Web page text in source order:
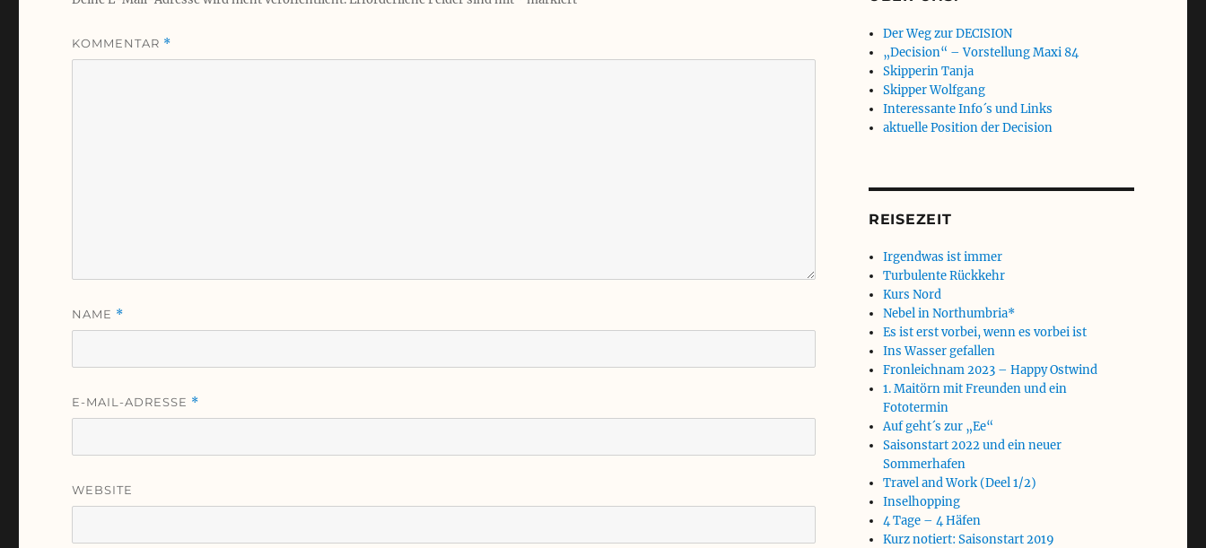
KOMMENTAR *
NAME *
E-MAIL-ADRESSE *
WEBSITE
Der Weg zur DECISION
„Decision“ – Vorstellung Maxi 84
Skipperin Tanja
Skipper Wolfgang
Interessante Info´s und Links
aktuelle Position der Decision
REISEZEIT
Irgendwas ist immer
Turbulente Rückkehr
Kurs Nord
Nebel in Northumbria*
Es ist erst vorbei, wenn es vorbei ist
Ins Wasser gefallen
Fronleichnam 2023 – Happy Ostwind
1. Maitörn mit Freunden und ein
Fototermin
Auf geht´s zur „Ee“
Saisonstart 2022 und ein neuer
Sommerhafen
Travel and Work (Deel 1/2)
Inselhopping
4 Tage – 4 Häfen
Kurz notiert: Saisonstart 2019